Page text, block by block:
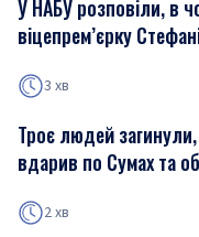
У НАБУ розповіли, в
віцепрем’єрку
3 хв
Троє людей
вдарив по Сумах та
2 хв